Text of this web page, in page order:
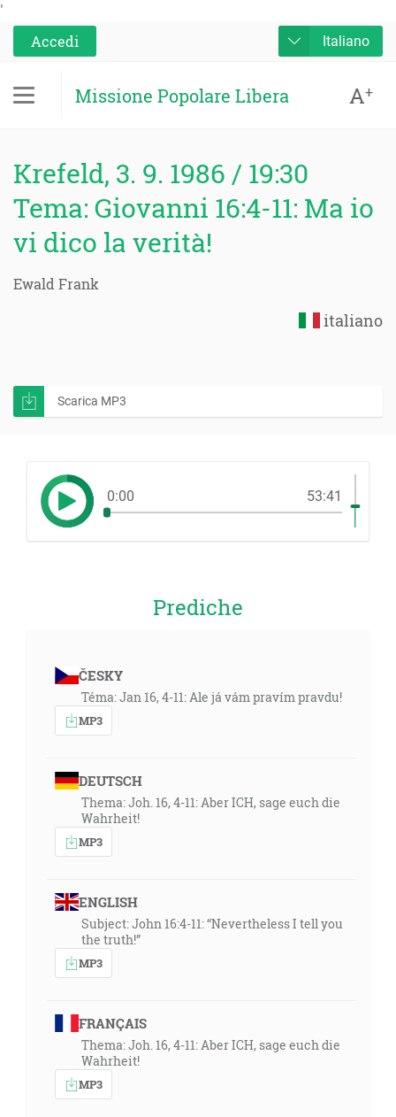
'
Accedi
Italiano
Missione Popolare Libera A+
Krefeld, 3. 9. 1986 / 19:30
Tema: Giovanni 16:4-11: Ma io
vi dico la verità!
Ewald Frank
italiano
Scarica MP3
0:00 53:41
Prediche
ČESKY
Téma: Jan 16, 4-11: Ale já vám pravím pravdu!
MP3
DEUTSCH
Thema: Joh. 16, 4-11: Aber ICH, sage euch die
Wahrheit!
MP3
ENGLISH
Subject: John 16:4-11: “Nevertheless I tell you
the truth!”
MP3
FRANÇAIS
Thema: Joh. 16, 4-11: Aber ICH, sage euch die
Wahrheit!
MP3